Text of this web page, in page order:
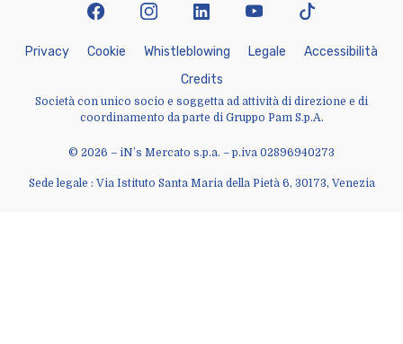
© 2026 – iN’s Mercato s.p.a. – p.iva 02896940273
Sede legale : Via Istituto Santa Maria della Pietà 6, 30173, Venezia
Privacy Cookie Whist eb owing Lega e Accessibi ità
Credits
Società con unico socio e soggetta ad attività di direzione e di
coordinamento da parte di Gruppo Pam S.p.A.
facebookinstagramlinkedin youtubetiktok